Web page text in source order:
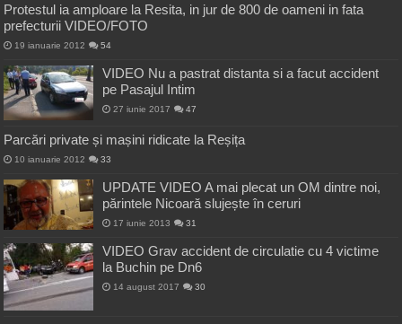
Protestul ia amploare la Resita, in jur de 800 de oameni in fata
prefecturii VIDEO/FOTO
19 ianuarie 2012 54
VIDEO Nu a pastrat distanta si a facut accident
pe Pasajul Intim
27 iunie 2017 47
Parcări private și mașini ridicate la Reșița
10 ianuarie 2012 33
UPDATE VIDEO A mai plecat un OM dintre noi,
părintele Nicoară slujește în ceruri
17 iunie 2013 31
VIDEO Grav accident de circulatie cu 4 victime
la Buchin pe Dn6
14 august 2017 30